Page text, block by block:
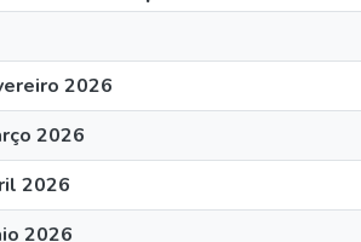
2026
2026
2026
2026